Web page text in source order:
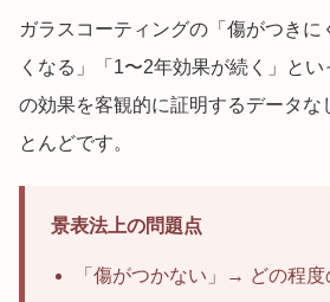
ガラスコーティングの「傷がつきに
くなる」「1〜2年効果が続く」と
の効果を客観的に証明するデータな
とんどです。
景表法上の問題点
「傷がつかない」→ どの程